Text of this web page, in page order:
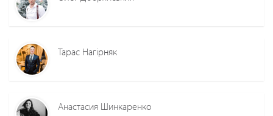
Тарас Нагірняк
Анастасия Шинкаренко